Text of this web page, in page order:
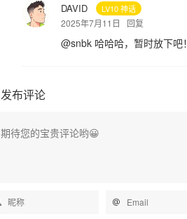
DAVID LV10 神话
2025年7月11日 回复
@snbk 哈哈哈，暂时放下吧！
发布评论